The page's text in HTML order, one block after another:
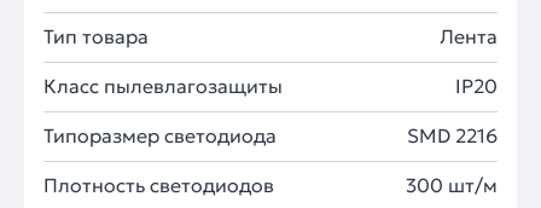
Тип товара Лента
Класс пылевлагозащиты IP20
Типоразмер светодиода SMD 2216
Плотность светодиодов 300 шт/м